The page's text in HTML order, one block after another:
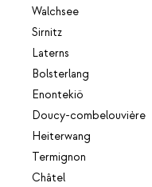
Walchsee
Sirnitz
Laterns
Bolsterlang
Enontekiö
Doucy-combelouvière
Heiterwang
Termignon
Châtel